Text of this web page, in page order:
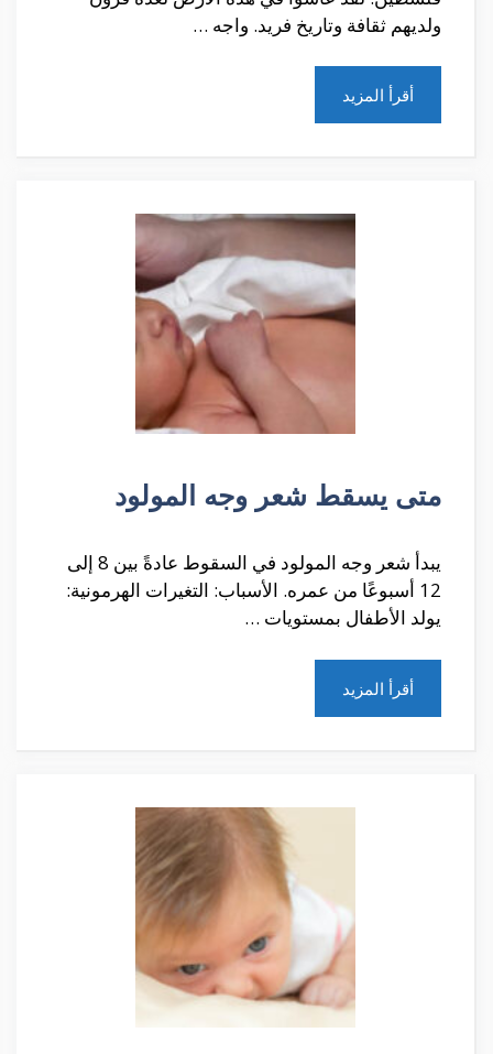
ولديهم ثقافة وتاريخ فريد. واجه …
أقرأ المزيد
متى يسقط شعر وجه المولود
يبدأ شعر وجه المولود في السقوط عادةً بين 8 إلى
12 أسبوعًا من عمره. الأسباب: التغيرات الهرمونية:
يولد الأطفال بمستويات …
أقرأ المزيد